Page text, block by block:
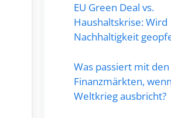
EU Green Deal vs.
Haushaltskrise: Wird
Nachhaltigkeit
Was passiert mit den
Finanzmärkten,
Weltkrieg ausbricht?